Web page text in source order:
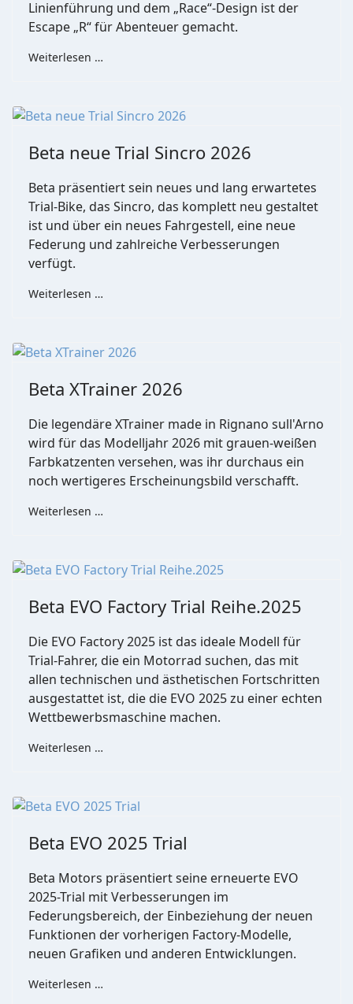
Linienführung und dem „Race“-Design ist der
Escape „R“ für Abenteuer gemacht.
Weiterlesen …
Beta neue Trial Sincro 2026
Beta präsentiert sein neues und lang erwartetes
Trial-Bike, das Sincro, das komplett neu gestaltet
ist und über ein neues Fahrgestell, eine neue
Federung und zahlreiche Verbesserungen
verfügt.
Weiterlesen …
Beta XTrainer 2026
Die legendäre XTrainer made in Rignano sull'Arno
wird für das Modelljahr 2026 mit grauen-weißen
Farbkatzenten versehen, was ihr durchaus ein
noch wertigeres Erscheinungsbild verschafft.
Weiterlesen …
Beta EVO Factory Trial Reihe.2025
Die EVO Factory 2025 ist das ideale Modell für
Trial-Fahrer, die ein Motorrad suchen, das mit
allen technischen und ästhetischen Fortschritten
ausgestattet ist, die die EVO 2025 zu einer echten
Wettbewerbsmaschine machen.
Weiterlesen …
Beta EVO 2025 Trial
Beta Motors präsentiert seine erneuerte EVO
2025-Trial mit Verbesserungen im
Federungsbereich, der Einbeziehung der neuen
Funktionen der vorherigen Factory-Modelle,
neuen Grafiken und anderen Entwicklungen.
Weiterlesen …